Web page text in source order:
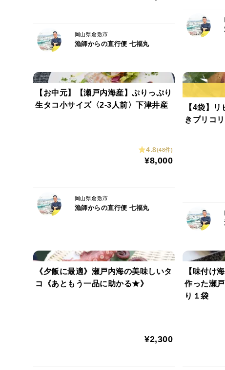
岡山県倉敷市
漁師からの直行便 七福丸
【お中元】【瀬戸内海産】ぷりっぷり
生タコ小サイズ〈2-3人前〉下津井産
4.8(48件)
¥8,000
岡山県倉敷市
漁師からの直行便 七福丸
【4袋】
きプリコ
《夕飯に最適》瀬戸内海の美味しいタ
コ《あともう一品に助かる★》
¥2,300
【味付け
作った瀬
り１袋